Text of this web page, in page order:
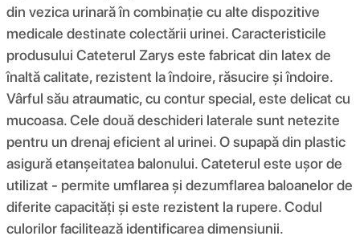
din vezica urinară în combinație cu alte dispozitive
medicale destinate colectării urinei. Caracteristicile
produsului Cateterul Zarys este fabricat din latex de
înaltă calitate, rezistent la îndoire, răsucire și îndoire.
Vârful său atraumatic, cu contur special, este delicat cu
mucoasa. Cele două deschideri laterale sunt netezite
pentru un drenaj eficient al urinei. O supapă din plastic
asigură etanșeitatea balonului. Cateterul este ușor de
utilizat - permite umflarea și dezumflarea baloanelor de
diferite capacități și este rezistent la rupere. Codul
culorilor facilitează identificarea dimensiunii.